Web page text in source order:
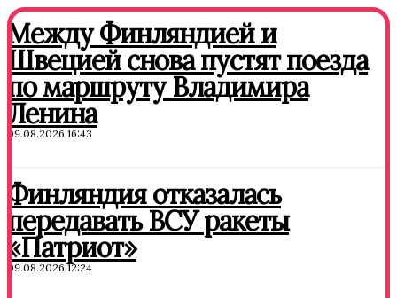
Между Финляндией и
Швецией снова пустят поезда
по маршруту Владимира
Ленина
09.08.2026 16:43
Финляндия отказалась
передавать ВСУ ракеты
«Патриот»
09.08.2026 12:24